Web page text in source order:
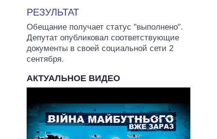
РЕЗУЛЬТАТ
Обещание получает статус "выполнено".
Депутат опубликовал соответствующие
документы в своей социальной сети 2
сентября.
АКТУАЛЬНОЕ ВИДЕО